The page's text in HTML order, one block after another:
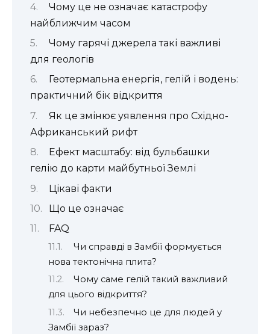
Чому це не означає катастрофу
найближчим часом
Чому гарячі джерела такі важливі
для геологів
Геотермальна енергія, гелій і водень:
практичний бік відкриття
Як це змінює уявлення про Східно-
Африканський рифт
Ефект масштабу: від бульбашки
гелію до карти майбутньої Землі
Цікаві факти
Що це означає
FAQ
Чи справді в Замбії формується
нова тектонічна плита?
Чому саме гелій такий важливий
для цього відкриття?
Чи небезпечно це для людей у
Замбії зараз?